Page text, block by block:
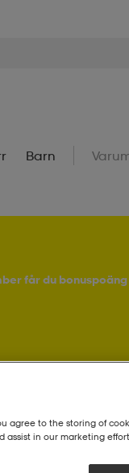
Barn
får du
agree to the storing of
assist in our marketing